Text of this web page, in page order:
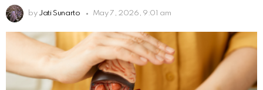
by Jati Sunarto May 7, 2026, 9:01 am